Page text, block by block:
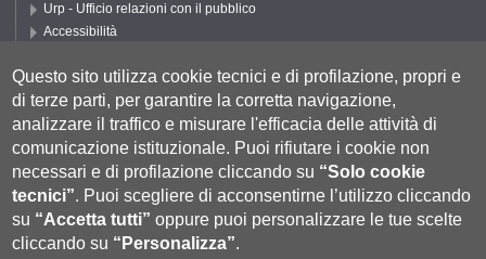
Urp - Ufficio relazioni con il pubblico
Accessibilità
Cookie settings
Segui UNISI
Questo sito utilizza cookie tecnici e di profilazione, propri e
di terze parti, per garantire la corretta navigazione,
analizzare il traffico e misurare l'efficacia delle attività di
comunicazione istituzionale. Puoi rifiutare i cookie non
necessari e di profilazione cliccando su “Solo cookie
tecnici”. Puoi scegliere di acconsentirne l’utilizzo cliccando
su “Accetta tutti” oppure puoi personalizzare le tue scelte
cliccando su “Personalizza”.